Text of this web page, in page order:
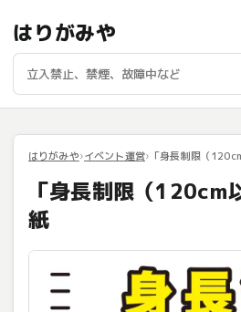
はりがみや
はりがみや イベント運営 「身長制限（
「身長制限（120cm
紙